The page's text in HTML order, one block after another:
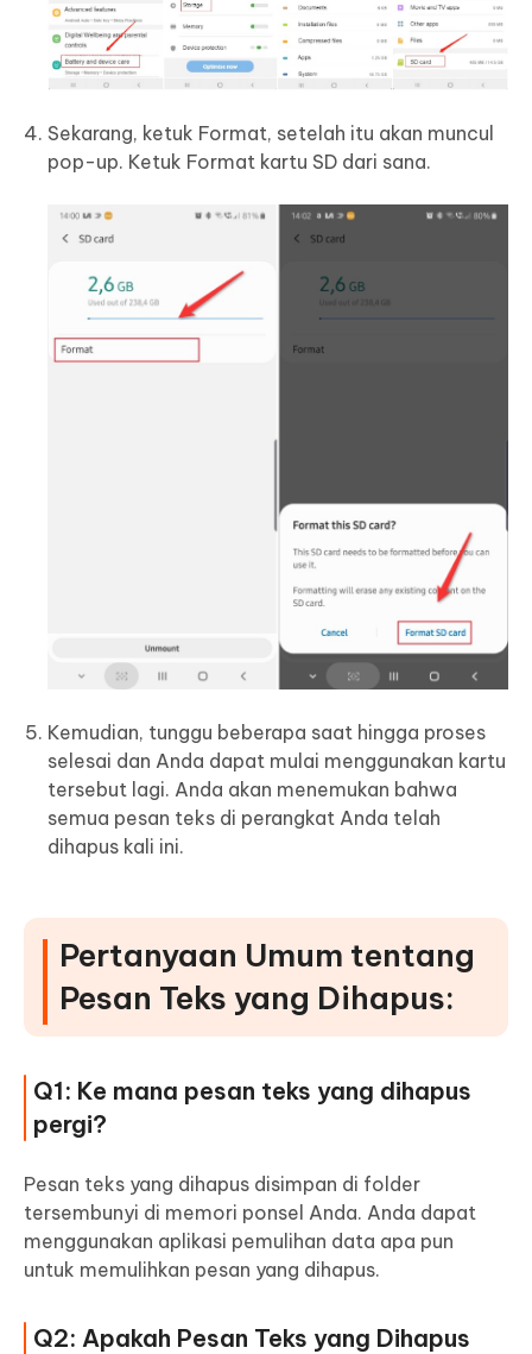
Sekarang, ketuk Format, setelah itu akan muncul
pop-up. Ketuk Format kartu SD dari sana.
Kemudian, tunggu beberapa saat hingga proses
selesai dan Anda dapat mulai menggunakan kartu
tersebut lagi. Anda akan menemukan bahwa
semua pesan teks di perangkat Anda telah
dihapus kali ini.
Pertanyaan Umum tentang
Pesan Teks yang Dihapus:
Q1: Ke mana pesan teks yang dihapus
pergi?
Pesan teks yang dihapus disimpan di folder
tersembunyi di memori ponsel Anda. Anda dapat
menggunakan aplikasi pemulihan data apa pun
untuk memulihkan pesan yang dihapus.
Q2: Apakah Pesan Teks yang Dihapus